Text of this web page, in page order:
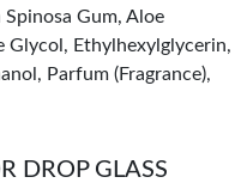
Gum, Aloe
Glycol, Ethylhexylglycerin,
Parfum (Fragrance),
DROP GLASS